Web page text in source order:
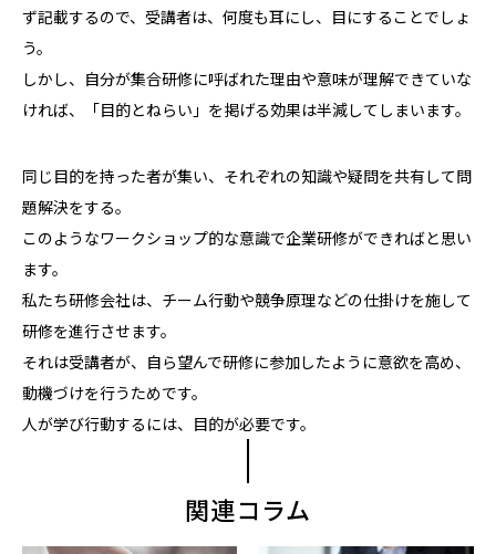
ず記載するので、受講者は、何度も耳にし、目にすることでしょ
う。
しかし、自分が集合研修に呼ばれた理由や意味が理解できていな
ければ、「目的とねらい」を掲げる効果は半減してしまいます。
同じ目的を持った者が集い、それぞれの知識や疑問を共有して問
題解決をする。
このようなワークショップ的な意識で企業研修ができればと思い
ます。
私たち研修会社は、チーム行動や競争原理などの仕掛けを施して
研修を進行させます。
それは受講者が、自ら望んで研修に参加したように意欲を高め、
動機づけを行うためです。
人が学び行動するには、目的が必要です。
関連コラム